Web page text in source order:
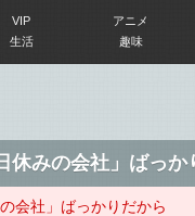
VIP アニメ
生活 趣味
休みの会社」ばっか
会社」ばっかりだから